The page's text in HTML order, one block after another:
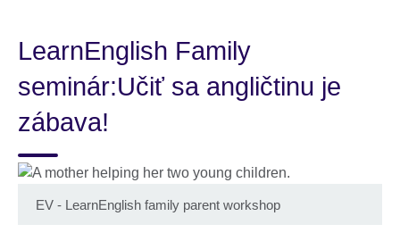
LearnEnglish Family
seminár:Učiť sa angličtinu je
zábava!
EV - LearnEnglish family parent workshop